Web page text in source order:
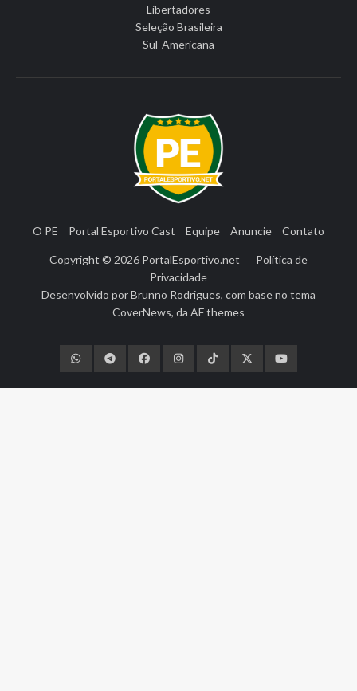
Libertadores
Seleção Brasileira
Sul-Americana
O PE Portal Esportivo Cast Equipe Anuncie Contato
Copyright © 2026 PortalEsportivo.net
Política de
Privacidade
Desenvolvido porBrunno Rodrigues, com base no tema
CoverNews, da AF themes